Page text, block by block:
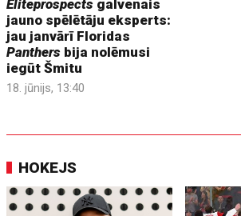
Eliteprospects galvenais
jauno spēlētāju eksperts:
jau janvārī Floridas
Panthers bija nolēmusi
iegūt Šmitu
18. jūnijs, 13:40
HOKEJS